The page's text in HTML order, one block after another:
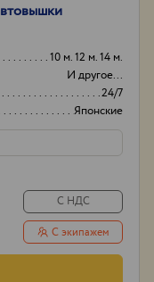
10 м. 12 м. 14 м.
И другое...
24/7
Японские
Нал/безнал
С НДС
С экипажем